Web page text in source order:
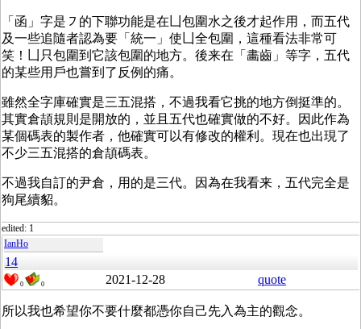
「函」字是㇇的下聯功能是在凵包圍水之後才起作用，而五代
及一些追隨者認為要「統一」使凵全包圍，這種看法非常可
笑！凵只包圍到它該包圍的地方。後来在「畵齒」等字，五代
的某些用戶也嘗到了反例的痛。
雖然全字庫確實是三五混搭，不過我看它挑的地方倒挺準的。
其實倉頡規則是開放的，並且五代也確實做的不好。因此作為
某個碼表的製作者，他確實可以有修改的權利。現在也出現了
不少三五混搭的倉頡碼表。
不過我自訂的尹倉，用的是三代。因為在我看来，五代完全是
狗尾續貂。
edited: 1
IanHo
14
0 0 2021-12-28 quote
所以我也希望你不要什麼都憑你自己先入為主的觀念。